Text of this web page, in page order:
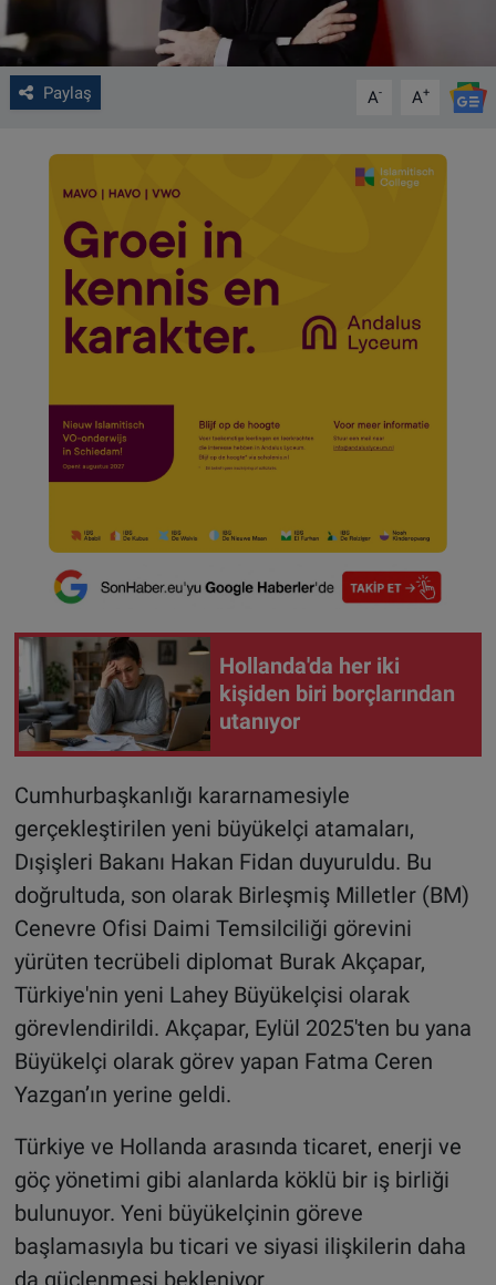
Paylaş A- A+
Hollanda'da her iki
kişiden biri borçlarından
utanıyor
Cumhurbaşkanlığı kararnamesiyle
gerçekleştirilen yeni büyükelçi atamaları,
Dışişleri Bakanı Hakan Fidan duyuruldu. Bu
doğrultuda, son olarak Birleşmiş Milletler (BM)
Cenevre Ofisi Daimi Temsilciliği görevini
yürüten tecrübeli diplomat Burak Akçapar,
Türkiye'nin yeni Lahey Büyükelçisi olarak
görevlendirildi. Akçapar, Eylül 2025'ten bu yana
Büyükelçi olarak görev yapan Fatma Ceren
Yazgan’ın yerine geldi.
Türkiye ve Hollanda arasında ticaret, enerji ve
göç yönetimi gibi alanlarda köklü bir iş birliği
bulunuyor. Yeni büyükelçinin göreve
başlamasıyla bu ticari ve siyasi ilişkilerin daha
da güçlenmesi bekleniyor.
Çerez Politikası